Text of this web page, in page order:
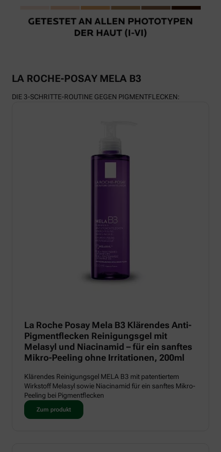
LA ROCHE-POSAY MELA B3
DIE 3-SCHRITTE-ROUTINE GEGEN PIGMENTFLECKEN:
La Roche Posay Mela B3 Klärendes Anti-
Pigmentflecken Reinigungsgel mit
Melasyl und Niacinamid – für ein sanftes
Mikro-Peeling ohne Irritationen, 200ml
Klärendes Reinigungsgel MELA B3 mit patentiertem
Wirkstoff Melasyl sowie Niacinamid für ein sanftes Mikro-
Peeling bei Pigmentflecken
Zum produkt